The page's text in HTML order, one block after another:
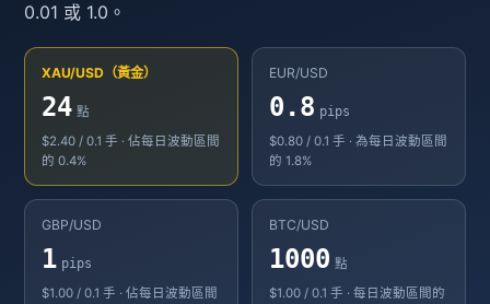
0.01 或 1.0。
XAU/USD（黃金）
24 點
$2.40 / 0.1 手 · 佔每日波動區間
的 0.4%
EUR/USD
0.8 pips
$0.80 / 0.1 手 · 為每日波動區間
的 1.8%
GBP/USD
1 pips
$1.00 / 0.1 手 · 佔每日波動區間
BTC/USD
1000 點
$1.00 / 0.1 手 · 每日波動區間的